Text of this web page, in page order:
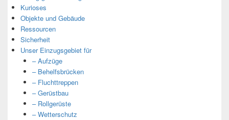
Kurioses
Objekte und Gebäude
Ressourcen
Sicherheit
Unser Einzugsgebiet für
– Aufzüge
– Behelfsbrücken
– Fluchttreppen
– Gerüstbau
– Rollgerüste
– Wetterschutz